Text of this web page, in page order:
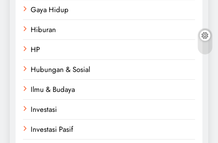
Gaya Hidup
Hiburan
HP
Hubungan & Sosial
Ilmu & Budaya
Investasi
Investasi Pasif